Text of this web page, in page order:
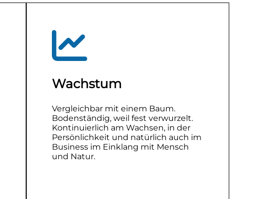
Wachstum
Vergleichbar mit einem Baum.
Bodenständig, weil fest verwurzelt.
Kontinuierlich am Wachsen, in der
Persönlichkeit und natürlich auch im
Business im Einklang mit Mensch
und Natur.